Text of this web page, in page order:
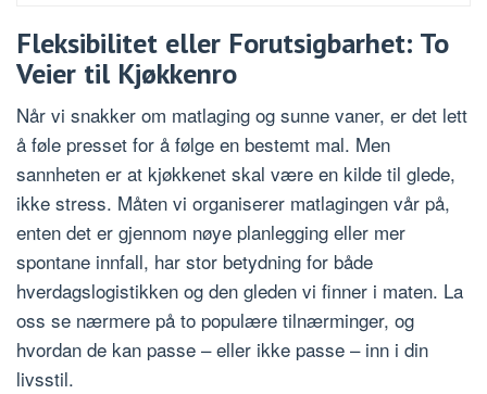
Fleksibilitet eller Forutsigbarhet: To
Veier til Kjøkkenro
Når vi snakker om matlaging og sunne vaner, er det lett
å føle presset for å følge en bestemt mal. Men
sannheten er at kjøkkenet skal være en kilde til glede,
ikke stress. Måten vi organiserer matlagingen vår på,
enten det er gjennom nøye planlegging eller mer
spontane innfall, har stor betydning for både
hverdagslogistikken og den gleden vi finner i maten. La
oss se nærmere på to populære tilnærminger, og
hvordan de kan passe – eller ikke passe – inn i din
livsstil.